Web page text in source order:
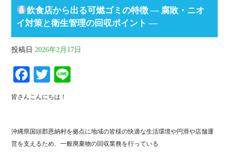
飲食店から出る可燃ゴミの特徴 ― 腐敗・ニオ
イ対策と衛生管理の回収ポイント ―
投稿日 2026年2月17日
Fa
ce
T
wi
皆さんこんにちは！
沖縄県国頭郡恩納村を拠点に地域の皆様の快適な生活環境や円滑や店舗運
営を支えるため、一般廃棄物の回収業務を行っている